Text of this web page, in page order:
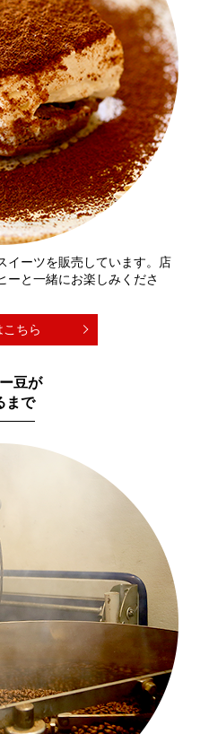
イーツを販売しています。店
ーと一緒にお楽しみくださ
ちら
豆が
まで